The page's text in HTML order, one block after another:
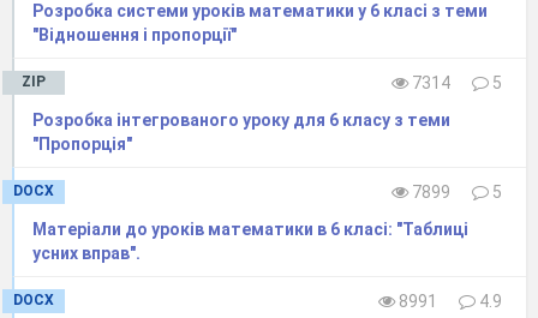
Розробка системи уроків математики у 6 класі з теми
"Відношення і пропорції"
ZIP 7314
5
Розробка інтегрованого уроку для 6 класу з теми
"Пропорція"
DOCX 7899
5
Матеріали до уроків математики в 6 класі: "Таблиці
усних вправ".
DOCX 8991
4.9